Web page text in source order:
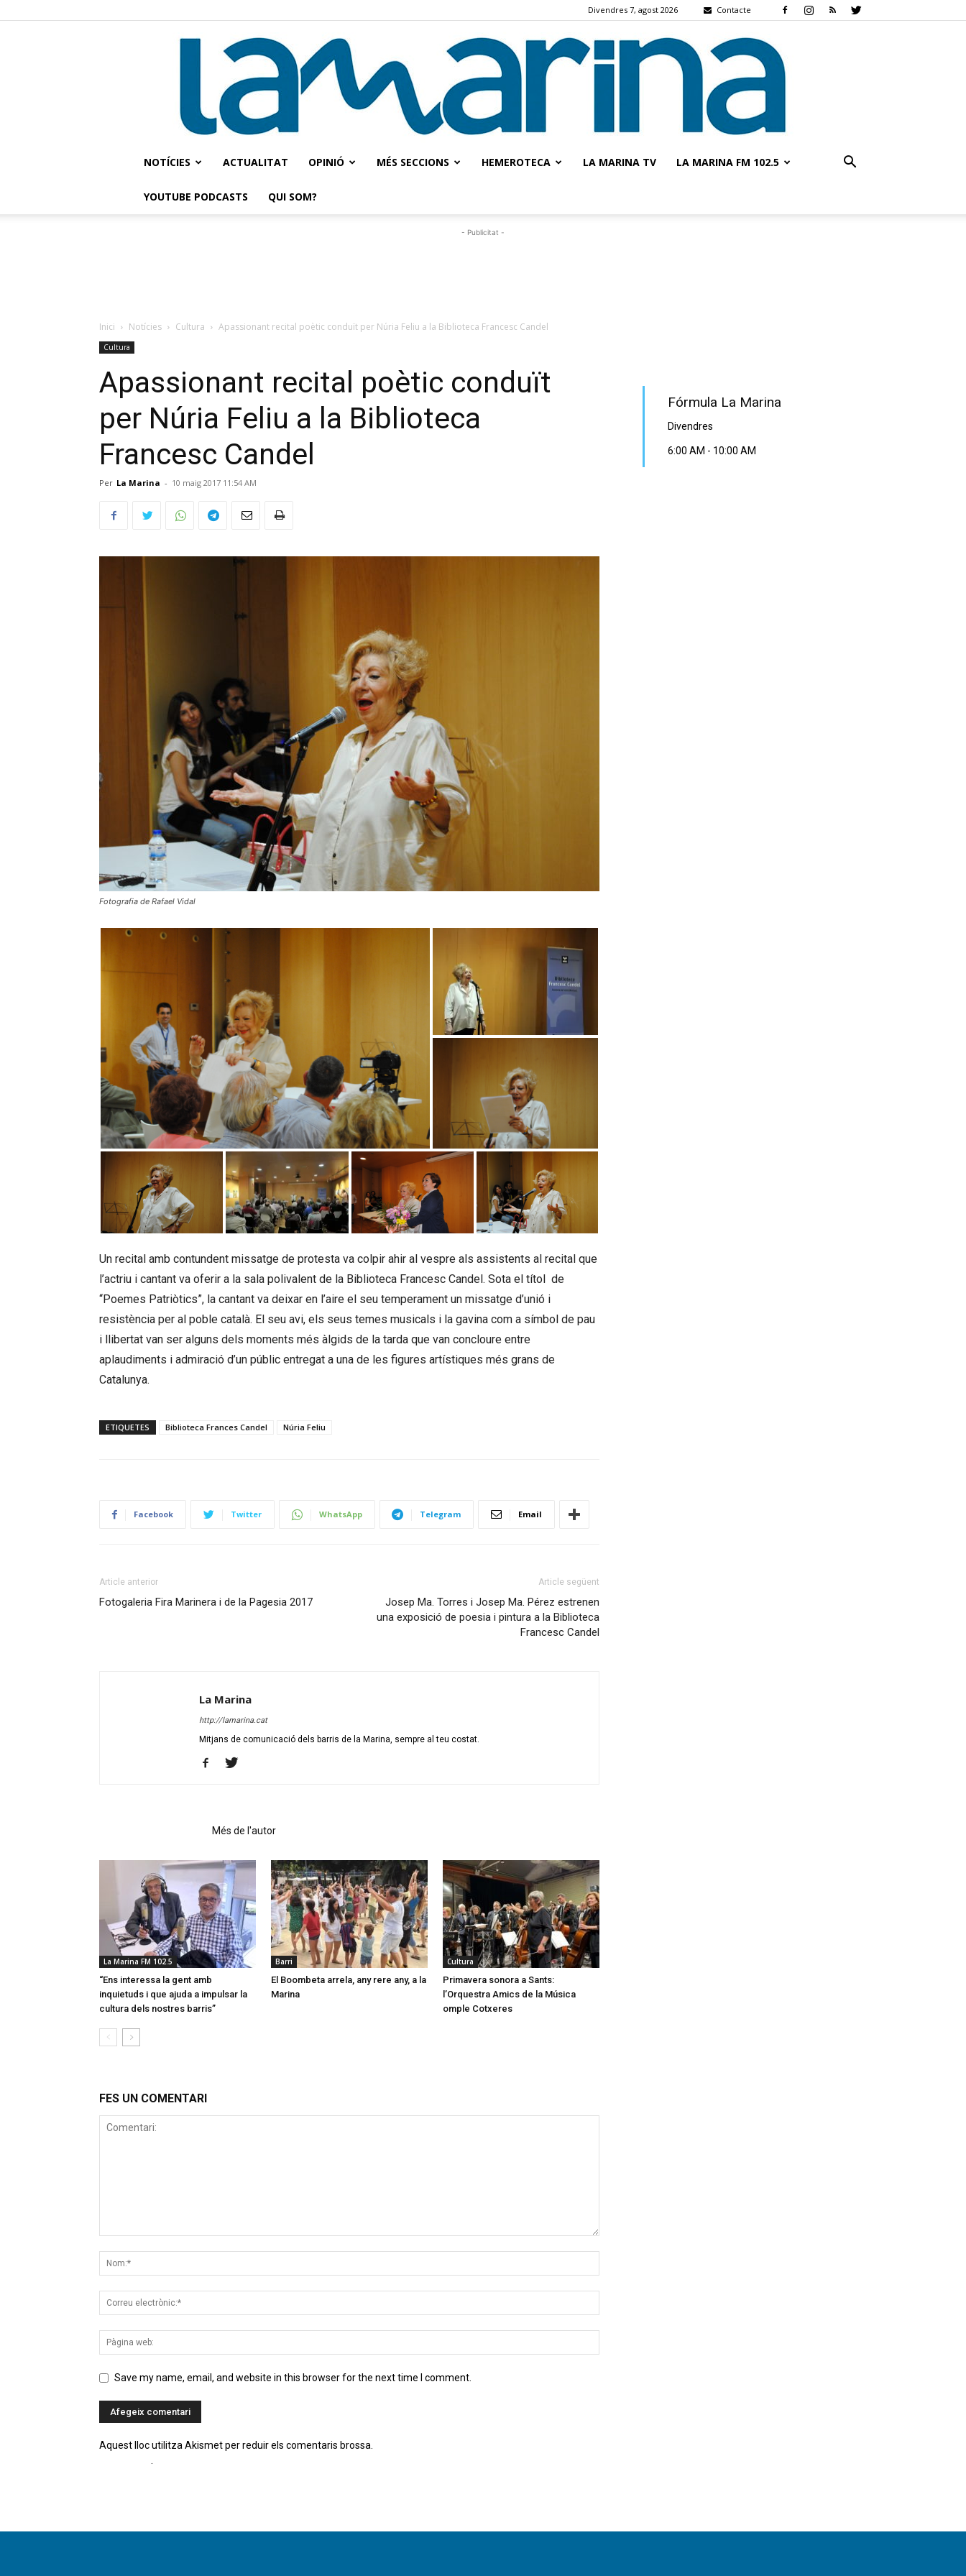
Divendres 7, agost 2026 Contacte
NOTÍCIES ACTUALITAT OPINIÓ MÉS SECCIONS HEMEROTECA LA MARINA TV LA MARINA FM 102.5
YOUTUBE PODCASTS QUI SOM?
- Publicitat -
Inici Notícies Cultura Apassionant recital poètic conduït per Núria Feliu a la Biblioteca Francesc Candel
Cultura
Apassionant recital poètic conduït
per Núria Feliu a la Biblioteca
Francesc Candel
Per La Marina - 10 maig 2017 11:54 AM
Fotografia de Rafael Vidal
Un recital amb contundent missatge de protesta va colpir ahir al vespre als assistents al recital que
l’actriu i cantant va oferir a la sala polivalent de la Biblioteca Francesc Candel. Sota el títol de
“Poemes Patriòtics”, la cantant va deixar en l’aire el seu temperament un missatge d’unió i
resistència per al poble català. El seu avi, els seus temes musicals i la gavina com a símbol de pau
i llibertat van ser alguns dels moments més àlgids de la tarda que van concloure entre
aplaudiments i admiració d’un públic entregat a una de les figures artístiques més grans de
Catalunya.
ETIQUETES Biblioteca Frances Candel Núria Feliu
Facebook Twitter WhatsApp Telegram Email
Article anterior
Fotogaleria Fira Marinera i de la Pagesia 2017
Article següent
Josep Ma. Torres i Josep Ma. Pérez estrenen
una exposició de poesia i pintura a la Biblioteca
Francesc Candel
La Marina
http://lamarina.cat
Mitjans de comunicació dels barris de la Marina, sempre al teu costat.
Més de l'autor
La Marina FM 102.5
“Ens interessa la gent amb
inquietuds i que ajuda a impulsar la
cultura dels nostres barris”
Barri
El Boombeta arrela, any rere any, a la
Marina
Cultura
Primavera sonora a Sants:
l’Orquestra Amics de la Música
omple Cotxeres
FES UN COMENTARI
Save my name, email, and website in this browser for the next time I comment.
Aquest lloc utilitza Akismet per reduir els comentaris brossa.
Fórmula La Marina
Divendres
6:00 AM - 10:00 AM